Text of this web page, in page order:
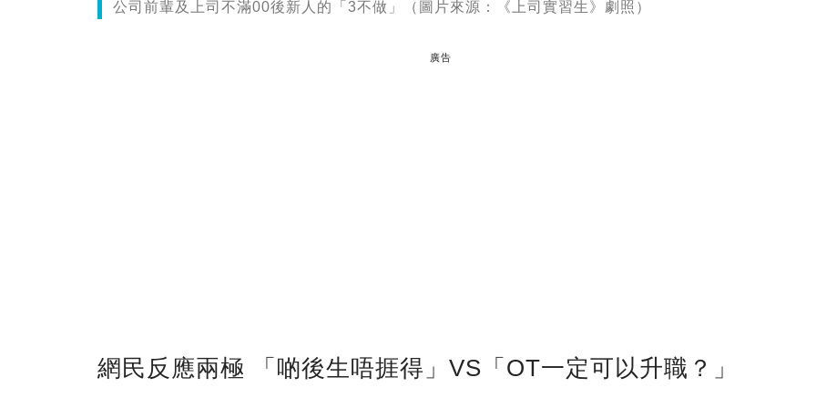
公司前輩及上司不滿00後新人的「3不做」（圖片來源：《上司實習生》劇照）
廣告
網民反應兩極 「啲後生唔捱得」VS「OT一定可以升職？」